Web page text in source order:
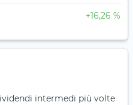
+16,26 %
intermedi più volte